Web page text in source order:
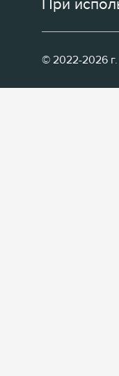
При
© 2022-2026 г.